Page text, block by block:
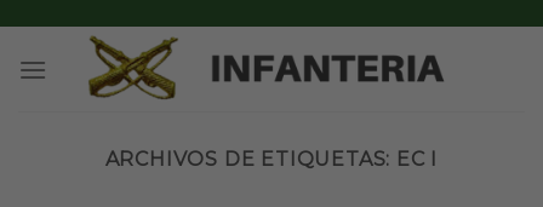
content
ARCHIVOS DE ETIQUETAS: EC I